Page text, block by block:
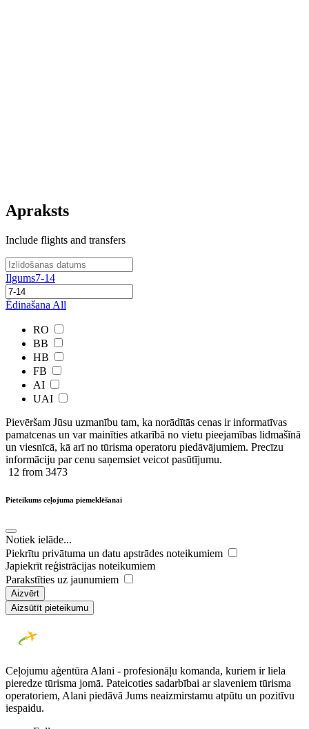
Apraksts
Include flights and transfers
Ilgums7-14
Ēdinašana All
RO
BB
HB
FB
AI
UAI
Pievēršam Jūsu uzmanību tam, ka norādītās cenas ir ​informatīvas ​
pamatcenas un var mainīties atkarībā ​no ​vietu pieejamības lidmašīnā
un viesnīcā, kā arī no tūrisma operatoru piedāvājumiem. Precīzu
informāciju par cenu saņemsiet veicot pasūtījumu.
12 from 3473
Pieteikums ceļojuma piemeklēšanai
Notiek ielāde...
Piekrītu privātuma un datu apstrādes noteikumiem
Japiekrīt reģistrācijas noteikumiem
Parakstīties uz jaunumiem
Aizvērt
Aizsūtīt pieteikumu
Ceļojumu aģentūra Alani - profesionāļu komanda, kuriem ir liela
pieredze tūrisma jomā. Pateicoties sadarbībai ar slaveniem tūrisma
operatoriem, Alani piedāvā Jums neaizmirstamu atpūtu un pozitīvu
iespaidu.